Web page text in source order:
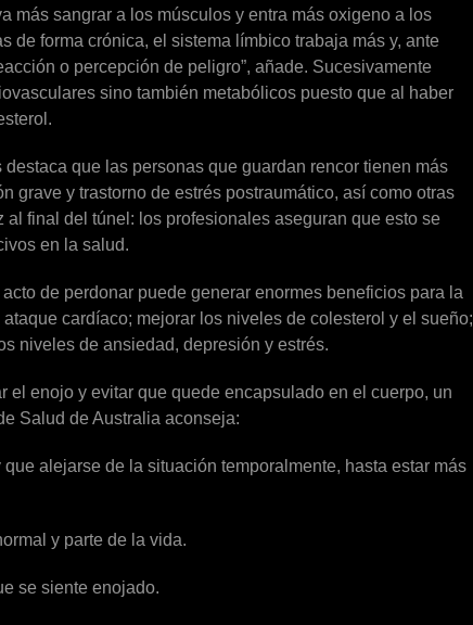
más sangrar a los músculos y entra más oxigeno a los
de forma crónica, el sistema límbico trabaja más y, ante
o percepción de peligro”, añade. Sucesivamente
sino también metabólicos puesto que al haber
que las personas que guardan rencor tienen más
grave y trastorno de estrés postraumático, así como otras
final del túnel: los profesionales aseguran que esto se
en la salud.
de perdonar puede generar enormes beneficios para la
cardíaco; mejorar los niveles de colesterol y el sueño;
niveles de ansiedad, depresión y estrés.
el enojo y evitar que quede encapsulado en el cuerpo, un
Salud de Australia aconseja:
alejarse de la situación temporalmente, hasta estar más
y parte de la vida.
se siente enojado.